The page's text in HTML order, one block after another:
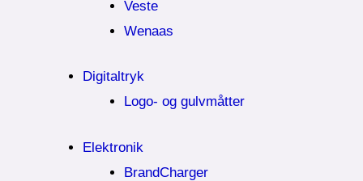
Veste
Wenaas
Digitaltryk
Logo- og gulvmåtter
Elektronik
BrandCharger